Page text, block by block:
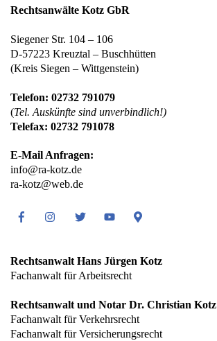
Rechtsanwälte Kotz GbR
Siegener Str. 104 – 106
D-57223 Kreuztal – Buschhütten
(Kreis Siegen – Wittgenstein)
Telefon: 02732 791079
(Tel. Auskünfte sind unverbindlich!)
Telefax: 02732 791078
E-Mail Anfragen:
info@ra-kotz.de
ra-kotz@web.de
FacebookInstagramTwitter Youtube Google
Rechtsanwalt Hans Jürgen Kotz
Fachanwalt für Arbeitsrecht
Rechtsanwalt und Notar Dr. Christian Kotz
Fachanwalt für Verkehrsrecht
Fachanwalt für Versicherungsrecht